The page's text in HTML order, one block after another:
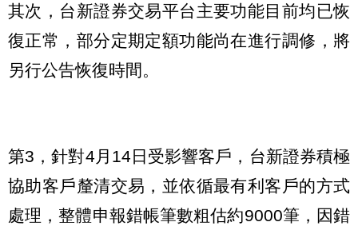
其次，台新證券交易平台主要功能目前均已恢
復正常，部分定期定額功能尚在進行調修，將
另行公告恢復時間。
第3，針對4月14日受影響客戶，台新證券積極
協助客戶釐清交易，並依循最有利客戶的方式
處理，整體申報錯帳筆數粗估約9000筆，因錯